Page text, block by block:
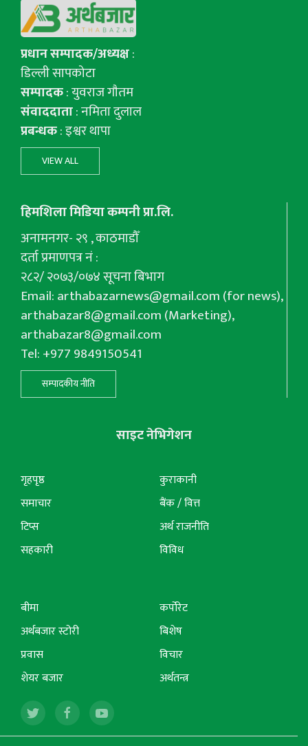
प्रधान सम्पादक/अध्यक्ष:
डिल्ली सापकोटा
सम्पादक: युवराज गाैतम
संवाददाता: नमिता दुलाल
प्रबन्धक: इश्वर थापा
VIEW ALL
हिमशिला मिडिया कम्पनी प्रा.लि.
अनामनगर- २९ , काठमाडौँ
दर्ता प्रमाणपत्र नं :
२८२/ २०७३/०७४ सूचना बिभाग
Email:arthabazarnews@gmail.com(for news),
arthabazar8@gmail.com(Marketing),
arthabazar8@gmail.com
Tel: +977 9849150541
सम्पादकीय नीति
साइट नेभिगेशन
गृहपृष्ठ
समाचार
टिप्स
सहकारी
कुराकानी
बैंक / वित्त
अर्थ राजनीति
विविध
बीमा
अर्थबजार स्टोरी
प्रवास
शेयर बजार
कर्पोरेट
बिशेष
विचार
अर्थतन्त्र